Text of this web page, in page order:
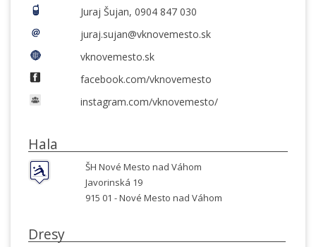
Juraj Šujan, 0904 847 030
juraj.sujan@vknovemesto.sk
vknovemesto.sk
facebook.com/vknovemesto
instagram.com/vknovemesto/
Hala
ŠH Nové Mesto nad Váhom
Javorinská 19
915 01 -Nové Mesto nad Váhom
Dresy